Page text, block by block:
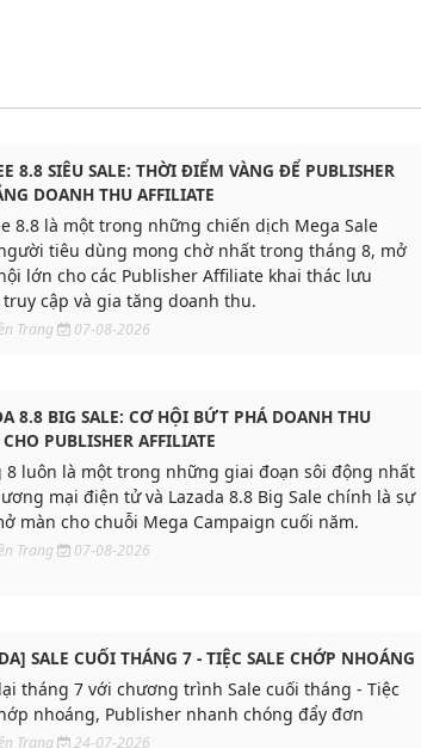
8.8 SIÊU SALE: THỜI ĐIỂM VÀNG ĐỂ PUBLISHER
DOANH THU AFFILIATE
8.8 là một trong những chiến dịch Mega Sale
tiêu dùng mong chờ nhất trong tháng 8, mở
lớn cho các Publisher Affiliate khai thác lưu
cập và gia tăng doanh thu.
Trang 07-08-2026
8.8 BIG SALE: CƠ HỘI BỨT PHÁ DOANH THU
PUBLISHER AFFILIATE
8 luôn là một trong những giai đoạn sôi động nhất
mại điện tử và Lazada 8.8 Big Sale chính là sự
màn cho chuỗi Mega Campaign cuối năm.
Trang 07-08-2026
SALE CUỐI THÁNG 7 - TIỆC SALE CHỚP NHOÁNG
tháng 7 với chương trình Sale cuối tháng - Tiệc
nhoáng, Publisher nhanh chóng đẩy đơn
Trang 24-07-2026